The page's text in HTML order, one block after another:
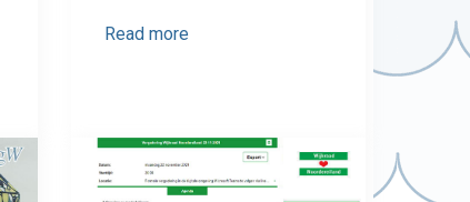
Read more